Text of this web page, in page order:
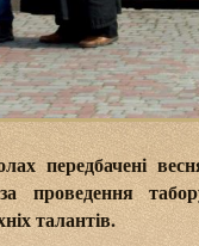
передбачені
проведення
талантів.